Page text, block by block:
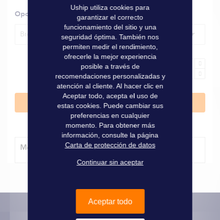
Opciones
Bronce – 2,5 l
Añadir al carrito
Método de entrega
Uship utiliza cookies para
garantizar el correcto
funcionamiento del sitio y una
seguridad óptima. También nos
permiten medir el rendimiento,
ofrecerle la mejor experiencia
posible a través de
recomendaciones personalizadas y
atención al cliente. Al hacer clic en
Aceptar todo, acepta el uso de
estas cookies. Puede cambiar sus
preferencias en cualquier
momento. Para obtener más
información, consulte la página
Carta de protección de datos
Continuar sin aceptar
Aceptar todo